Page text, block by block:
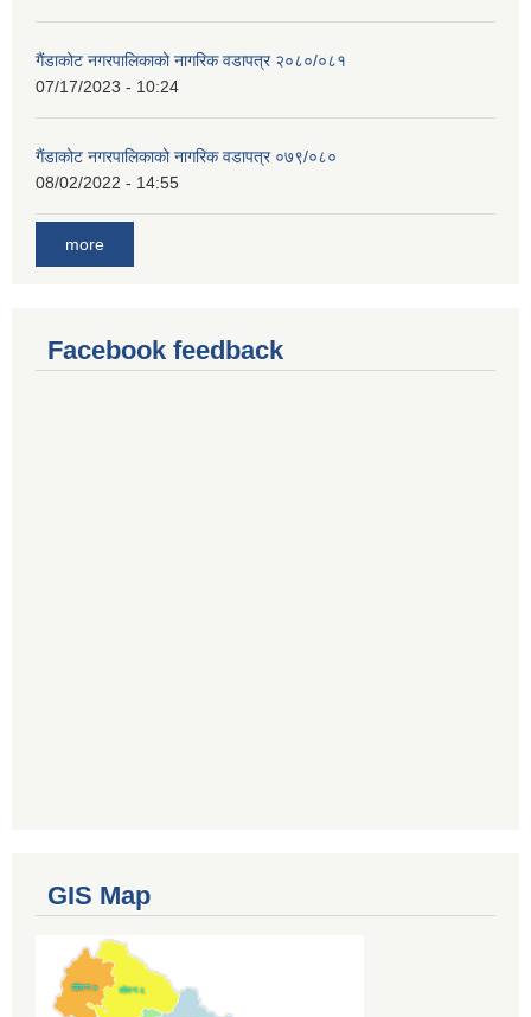
गैंडाकोट नगरपालिकाको नागरिक वडापत्र २०८०/०८१
07/17/2023 - 10:24
गैंडाकोट नगरपालिकाको नागरिक वडापत्र ०७९/०८०
08/02/2022 - 14:55
more
Facebook feedback
GIS Map